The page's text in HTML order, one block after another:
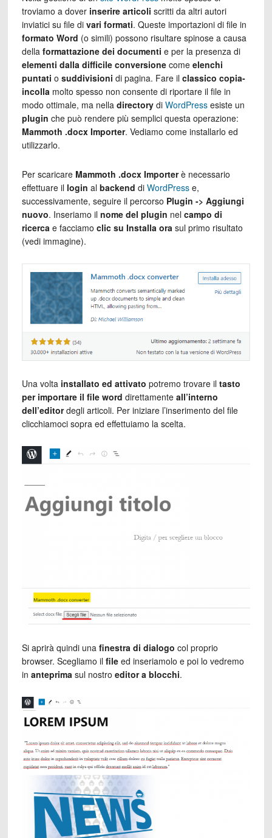
troviamo a dover inserire articoli scritti da altri autori
inviatici su file di vari formati. Queste importazioni di file in
formato Word (o simili) possono risultare spinose a causa
della formattazione dei documenti e per la presenza di
elementi dalla difficile conversionecome elenchi
puntati o suddivisioni di pagina. Fare il classico copia-
incolla molto spesso non consente di riportare il file in
modo ottimale, ma nella directorydi WordPressesiste un
plugin che può rendere più semplici questa operazione:
Mammoth .docx Importer. Vediamo come installarlo ed
utilizzarlo.
Per scaricare Mammoth .docx Importerè necessario
effettuare il login al backend di WordPresse,
successivamente, seguire il percorso Plugin -> Aggiungi
nuovo. Inseriamo il nome del plugin nel campo di
ricerca e facciamo clic su Installa ora sul primo risultato
(vedi immagine).
Una volta installato ed attivato potremo trovare il tasto
per importare il file word direttamente all’interno
dell’editordegli articoli. Per iniziare l’inserimento del file
clicchiamoci sopra ed effettuiamo la scelta.
Si aprirà quindi una finestra di dialogo col proprio
browser. Scegliamo il fileed inseriamolo e poi lo vedremo
in anteprima sul nostro editor a blocchi.